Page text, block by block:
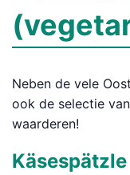
Neben de vele
ook de selectie
waarderen!
Käsespätzle